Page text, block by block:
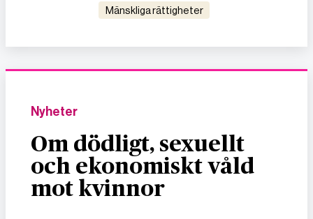
mänskliga rättigheter
Nyheter
Om dödligt, sexuellt
och ekonomiskt våld
mot kvinnor